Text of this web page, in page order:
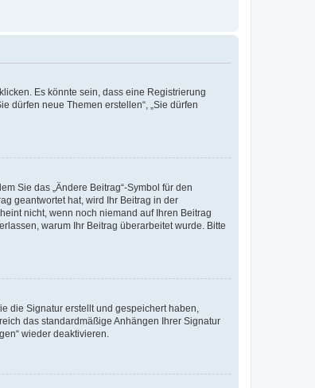
Es könnte sein, dass eine Registrierung
dürfen neue Themen erstellen“, „Sie dürfen
Sie das „Ändere Beitrag“-Symbol für den
geantwortet hat, wird Ihr Beitrag in der
nicht, wenn noch niemand auf Ihren Beitrag
warum Ihr Beitrag überarbeitet wurde. Bitte
die Signatur erstellt und gespeichert haben,
das standardmäßige Anhängen Ihrer Signatur
wieder deaktivieren.